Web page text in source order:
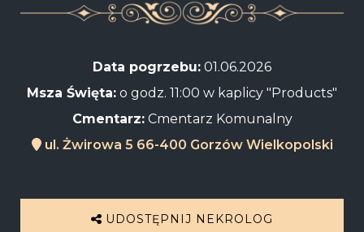
Data pogrzebu: 01.06.2026
Msza Święta: o godz. 11:00 w kaplicy "Products"
Cmentarz:Cmentarz Komunalny
ul. Żwirowa 5 66-400 Gorzów Wielkopolski
UDOSTĘPNIJ NEKROLOG